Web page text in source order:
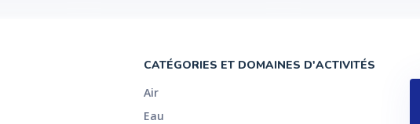
CATÉGORIES ET DOMAINES D'ACTIVITÉS
Air
Eau